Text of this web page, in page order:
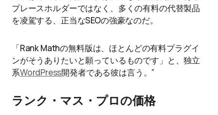
プレースホルダーではなく、多くの有料の代替製品
を凌駕する、正当なSEOの強豪なのだ。
「Rank Mathの無料版は、ほとんどの有料プラグイ
ンがそうありたいと願っているものです」と、独立
系WordPress開発者である彼は言う。”
ランク・マス・プロの価格